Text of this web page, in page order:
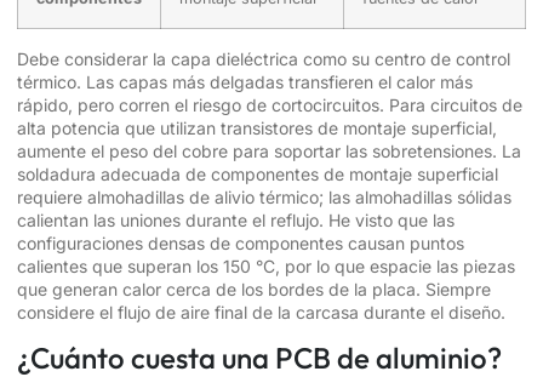
Debe considerar la capa dieléctrica como su centro de control
térmico. Las capas más delgadas transfieren el calor más
rápido, pero corren el riesgo de cortocircuitos. Para circuitos de
alta potencia que utilizan transistores de montaje superficial,
aumente el peso del cobre para soportar las sobretensiones. La
soldadura adecuada de componentes de montaje superficial
requiere almohadillas de alivio térmico; las almohadillas sólidas
calientan las uniones durante el reflujo. He visto que las
configuraciones densas de componentes causan puntos
calientes que superan los 150 °C, por lo que espacie las piezas
que generan calor cerca de los bordes de la placa. Siempre
considere el flujo de aire final de la carcasa durante el diseño.
¿Cuánto cuesta una PCB de aluminio?